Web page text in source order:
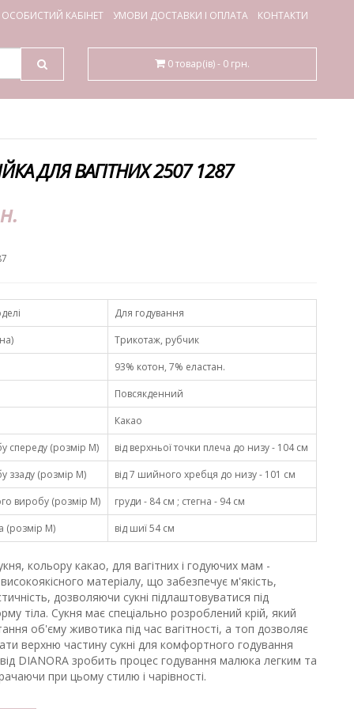
ОСОБИСТИЙ КАБІНЕТ УМОВИ ДОСТАВКИ І ОПЛАТА КОНТАКТИ
0 товар(ів) - 0 грн.
ДЛЯ ВАГІТНИХ 2507 1287
Для годування
Трикотаж, рубчик
93% котон, 7% еластан.
Повсякденний
Какао
спереду (розмір М)
від верхньої точки плеча до низу - 104 см
ззаду (розмір М)
від 7 шийного хребця до низу - 101 см
виробу (розмір М)
груди - 84 см ; стегна - 94 см
(розмір М)
від шиї 54 см
кольору какао, для вагітних і годуючих мам -
матеріалу, що забезпечує м'якість,
дозволяючи сукні підлаштовуватися під
тіла. Сукня має спеціально розроблений крій, який
об'єму животика під час вагітності, а топ дозволяє
верхню частину сукні для комфортного годування
DIANORA зробить процес годування малюка легким та
при цьому стилю і чарівності.